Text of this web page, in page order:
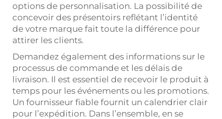
options de personnalisation. La possibilité de
concevoir des présentoirs reflétant l’identité
de votre marque fait toute la différence pour
attirer les clients.
Demandez également des informations sur le
processus de commande et les délais de
livraison. Il est essentiel de recevoir le produit à
temps pour les événements ou les promotions.
Un fournisseur fiable fournit un calendrier clair
pour l’expédition. Dans l’ensemble, en se